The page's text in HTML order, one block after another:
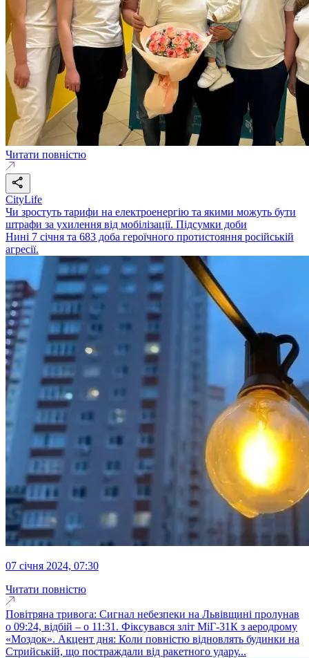
Читати повністю
CityLife
Чи зростуть тарифи на електроенергію та якими можуть бути
штрафи за ухилення від мобілізації. Підсумки доби
Нині 7 січня та 683 доба героїчного протистояння російській
агресії.
07 січня 2024, 07:30
Читати повністю
Повітряна тривога: Сигнал небезпеки на Львівщині пролунав
о 09:24, відбій – о 11:31. Фіксувався зліт МіГ-31К з аеродрому
«Моздок». Акцент дня: Коли повністю відновлять будинки на
Стрийській, що постраждали від ракетного удару...